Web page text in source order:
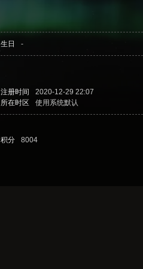
生日 -
注册时间 2020-12-29 22:07
所在时区 使用系统默认
积分 8004